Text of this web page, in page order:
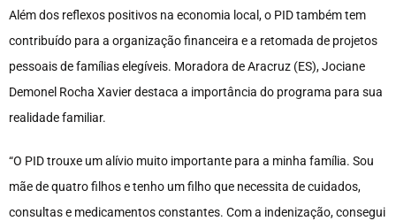
Além dos reflexos positivos na economia local, o PID também tem
contribuído para a organização financeira e a retomada de projetos
pessoais de famílias elegíveis. Moradora de Aracruz (ES), Jociane
Demonel Rocha Xavier destaca a importância do programa para sua
realidade familiar.
“O PID trouxe um alívio muito importante para a minha família. Sou
mãe de quatro filhos e tenho um filho que necessita de cuidados,
consultas e medicamentos constantes. Com a indenização, consegui